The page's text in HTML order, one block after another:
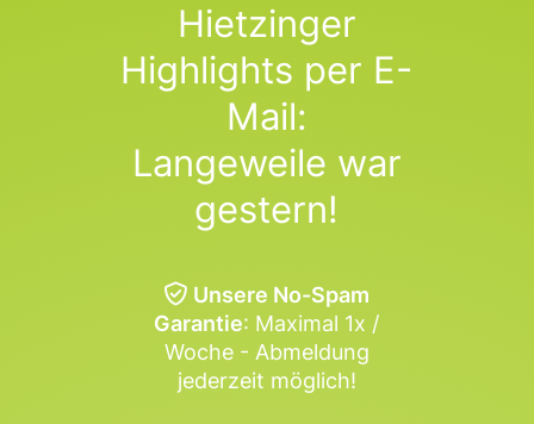
Hietzinger
Highlights per E-
Mail:
Langeweile war
gestern!
Unsere No-Spam
Garantie: Maximal 1x /
Woche - Abmeldung
jederzeit möglich!